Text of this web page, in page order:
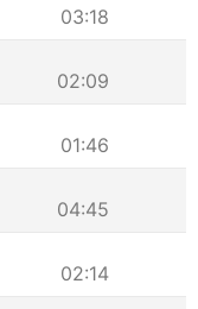
03:18
02:09
01:46
04:45
02:14